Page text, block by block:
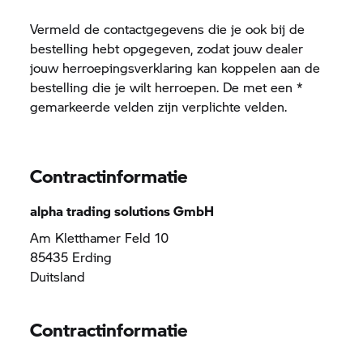
Vermeld de contactgegevens die je ook bij de
bestelling hebt opgegeven, zodat jouw dealer
jouw herroepingsverklaring kan koppelen aan de
bestelling die je wilt herroepen. De met een *
gemarkeerde velden zijn verplichte velden.
Contractinformatie
alpha trading solutions GmbH
Am Kletthamer Feld 10
85435 Erding
Duitsland
Contractinformatie